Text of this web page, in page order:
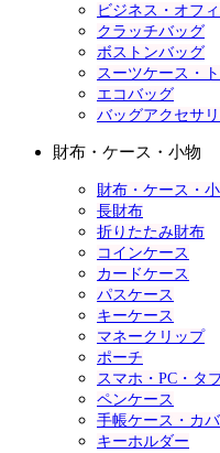
ビジネス・オフ
クラッチバッグ
ボストンバッグ
スーツケース・
エコバッグ
バッグアクセサ
財布・ケース・小物
財布・ケース・
長財布
折りたたみ財布
コインケース
カードケース
パスケース
キーケース
マネークリップ
ポーチ
スマホ・PC・タ
ペンケース
手帳ケース・カ
キーホルダー